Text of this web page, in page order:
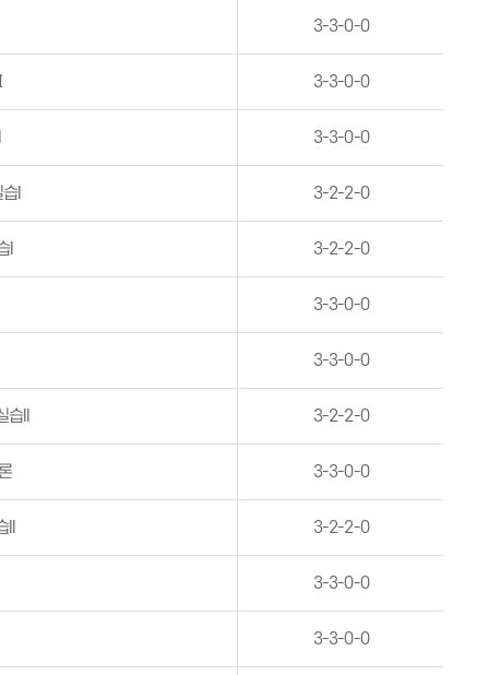
3-3-0-0
3-3-0-0
3-3-0-0
I 3-2-2-0
I 3-2-2-0
3-3-0-0
3-3-0-0
II 3-2-2-0
3-3-0-0
3-2-2-0
3-3-0-0
3-3-0-0